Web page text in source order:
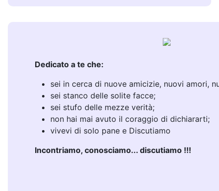
Dedicato a te che:
sei in cerca di nuove amicizie, nuovi amori,
sei stanco delle solite facce;
sei stufo delle mezze verità;
non hai mai avuto il coraggio di dichiararti;
vivevi di solo pane e Discutiamo
Incontriamo, conosciamo... discutiamo !!!